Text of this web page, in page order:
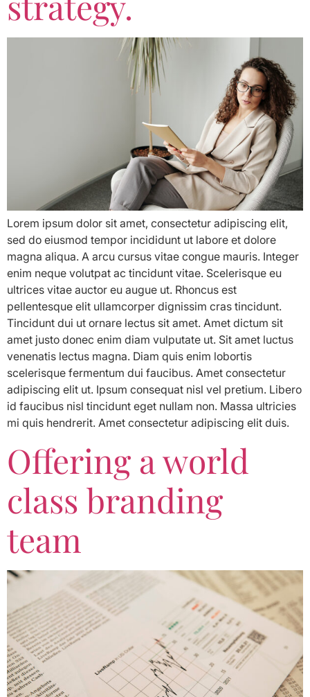
Lorem ipsum dolor sit amet, consectetur adipiscing elit,
sed do eiusmod tempor incididunt ut labore et dolore
magna aliqua. A arcu cursus vitae congue mauris. Integer
enim neque volutpat ac tincidunt vitae. Scelerisque eu
ultrices vitae auctor eu augue ut. Rhoncus est
pellentesque elit ullamcorper dignissim cras tincidunt.
Tincidunt dui ut ornare lectus sit amet. Amet dictum sit
amet justo donec enim diam vulputate ut. Sit amet luctus
venenatis lectus magna. Diam quis enim lobortis
scelerisque fermentum dui faucibus. Amet consectetur
adipiscing elit ut. Ipsum consequat nisl vel pretium. Libero
id faucibus nisl tincidunt eget nullam non. Massa ultricies
mi quis hendrerit. Amet consectetur adipiscing elit duis.
Offering a world
class branding
team